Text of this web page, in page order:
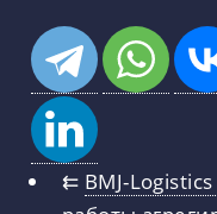
⇇ BMJ-